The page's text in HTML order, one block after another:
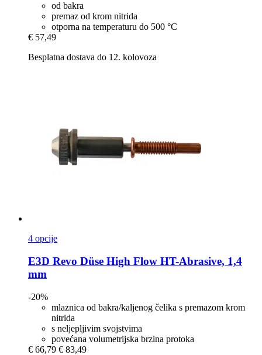
od bakra
premaz od krom nitrida
otporna na temperaturu do 500 °C
€ 57,49
Besplatna dostava do 12. kolovoza
4 opcije
E3D Revo Düse High Flow HT-​Abrasive, 1,4
mm
-20%
mlaznica od bakra/kaljenog čelika s premazom krom
nitrida
s neljepljivim svojstvima
povećana volumetrijska brzina protoka
€ 66,79 € 83,49